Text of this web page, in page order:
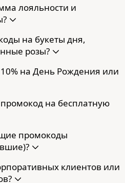
лояльности и
на букеты дня,
розы?
на День Рождения или
на бесплатную
промокоды
клиентов или